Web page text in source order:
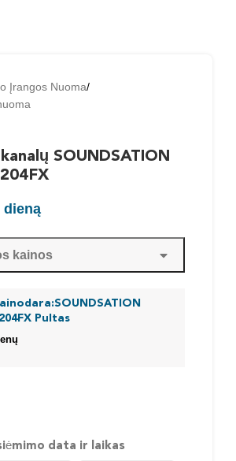
Įrangos Nuoma/
SOUNDSATION
dieną
kainos
Pultas
data ir laikas